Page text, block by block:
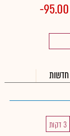
-95.00
חדשות
3 דקות